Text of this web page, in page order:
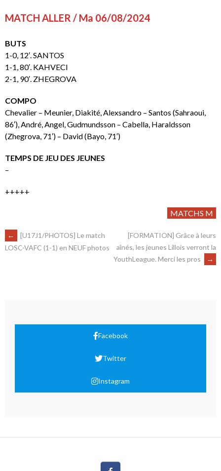
MATCH ALLER / Ma 06/08/2024
BUTS
1-0, 12′. SANTOS
1-1, 80′. KAHVECI
2-1, 90′. ZHEGROVA
COMPO
Chevalier – Meunier, Diakité, Alexsandro – Santos (Sahraoui,
86′), André, Angel, Gudmundsson – Cabella, Haraldsson
(Zhegrova, 71′) – David (Bayo, 71′)
TEMPS DE JEU DES JEUNES
–
+++++
MATCHS M
←
[U17J1/PHOTOS] Le match
LOSC-VAFC (1-1) en NEUF photos
[FORMATION] Grâce à leurs
aînés, les jeunes Lillois verront la
YouthLeague. Merci les pros
→
Facebook
Twitter
Instagram